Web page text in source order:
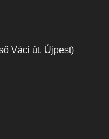
Váci út, Újpest)